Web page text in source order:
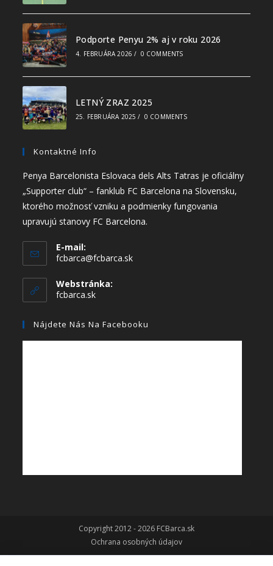
Podporte Penyu 2% aj v roku 2026
4. FEBRUÁRA 2026 / 0 COMMENTS
LETNÝ ZRAZ 2025
25. FEBRUÁRA 2025 / 0 COMMENTS
Kontaktné Info
Penya Barcelonista Eslovaca dels Alts Tatras je oficiálny
„Supporter club“ – fanklub FC Barcelona na Slovensku,
ktorého možnosť vzniku a podmienky fungovania
upravujú stanovy FC Barcelona.
E-mail:
fcbarca@fcbarca.sk
Webstránka:
fcbarca.sk
Nájdete Nás Na Facebooku
Copyright 2012 - 2026 FCBarca.sk
Ochrana osobných údajov